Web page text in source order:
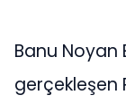
Banu